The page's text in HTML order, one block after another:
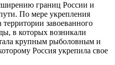
границ России и
По мере укрепления
завоеванного
в которых возникали
крупным рыболовным и
Россия укрепила свое